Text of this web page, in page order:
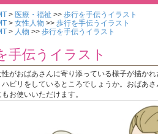
> 医療・福祉 >> 歩行を手伝うイラスト
> 女性人物 >> 歩行を手伝うイラスト
> 人物 >> 歩行を手伝うイラスト
手伝うイラスト
がおばあさんに寄り添っている様子が描か
ビリをしているところでしょうか。おばあ
お使いいただけます。